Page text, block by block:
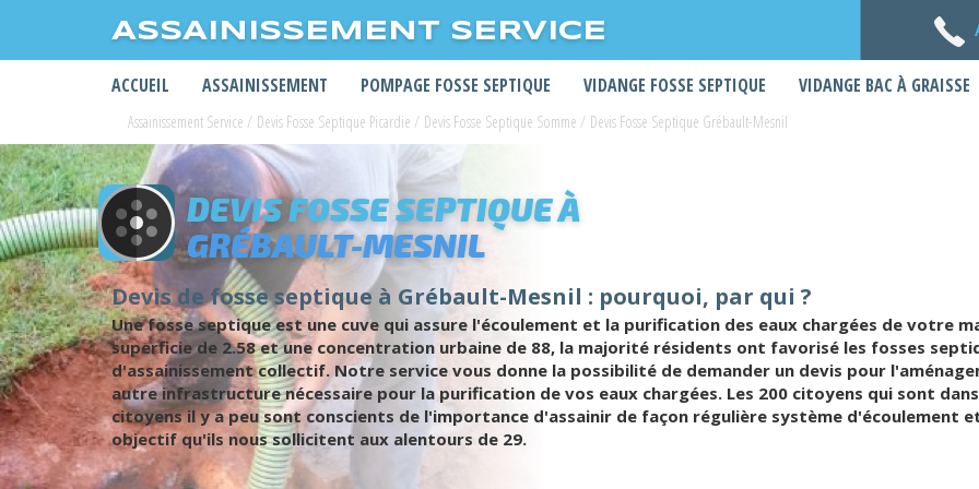
ASSAINISSEMENT SERVICE
ACCUEIL ASSAINISSEMENT POMPAGE FOSSE SEPTIQUE VIDANGE FOSSE SEPTIQUE VIDANGE BAC À GRAISSE
Assainissement Service / Devis Fosse Septique Picardie / Devis Fosse Septique Somme / Devis Fosse Septique Grébault-Mesnil
DEVIS FOSSE SEPTIQUE À
GRÉBAULT-MESNIL
Devis de fosse septique à Grébault-Mesnil : pourquoi, par qui ?
Une fosse septique est une cuve qui assure l'écoulement et la purification des eaux chargées de votre
superficie de 2.58 et une concentration urbaine de 88, la majorité résidents ont favorisé les fosses
d'assainissement collectif. Notre service vous donne la possibilité de demander un devis pour
autre infrastructure nécessaire pour la purification de vos eaux chargées. Les 200 citoyens qui sont
citoyens il y a peu sont conscients de l'importance d'assainir de façon régulière système d'écoulement
objectif qu'ils nous sollicitent aux alentours de 29.